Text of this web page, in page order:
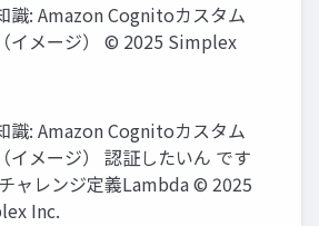
識: Amazon Cognitoカスタム
イメージ） © 2025 Simplex
識: Amazon Cognitoカスタム
イメージ） 認証したいん です
ャレンジ定義Lambda © 2025
Inc.